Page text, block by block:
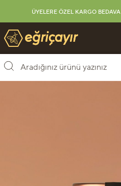
ÜYELERE ÖZEL KARGO BEDAVA
Eğriçayır Organik Arı Ürünleri